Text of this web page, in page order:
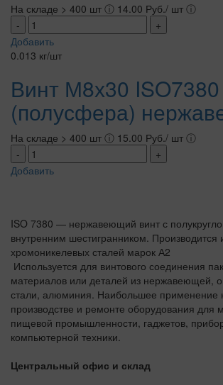
На складе > 400 шт ⓘ 14.00 Руб./ шт ⓘ
-
+
Добавить
0.013 кг/шт
Винт М8х30 ISO7380
(полусфера)
На складе > 400 шт ⓘ 15.00 Руб./ шт ⓘ
-
+
Добавить
ISO 7380 — нержавеющий винт с
внутренним шестигранником. Производится
хромоникелевых сталей марок А2
Используется для винтового соединения
материалов или деталей из нержавеющей,
стали, алюминия. Наибольшее применение
производстве и ремонте оборудования для
пищевой промышленности, гаджетов,
компьютерной техники.
Центральный офис и склад